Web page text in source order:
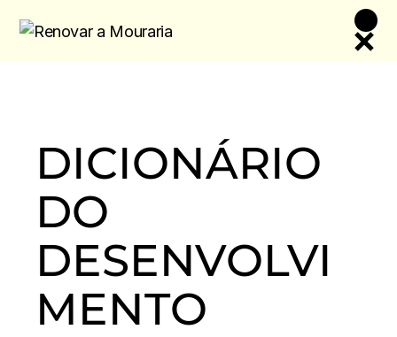
the
DICIONÁRIO
DO
DESENVOLVI
MENTO